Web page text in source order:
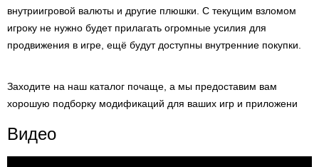
внутриигровой валюты и другие плюшки. С текущим взломом
игроку не нужно будет прилагать огромные усилия для
продвижения в игре, ещё будут доступны внутренние покупки.
Заходите на наш каталог почаще, а мы предоставим вам
хорошую подборку модификаций для ваших игр и приложени
Видео